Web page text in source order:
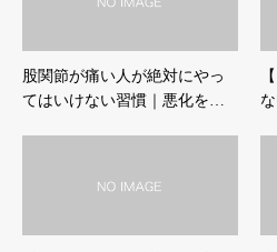
股関節が痛い人が絶対にやっ
てはいけない習慣｜悪化を…